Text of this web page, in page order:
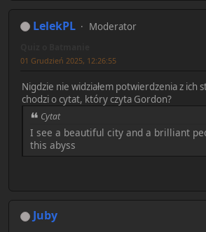
LelekPL Moderator
01 Grudzień 2025, 12:26:55
Nigdzie nie widziałem potwierdzenia z ich
chodzi o cytat, który czyta Gordon?
Cytat
I see a beautiful city and a brilliant
this abyss
Juby